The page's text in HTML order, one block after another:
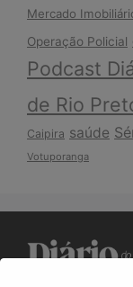
Mercado
Operação Policial
Podcast
de Rio
Caipira saúde
Votuporanga